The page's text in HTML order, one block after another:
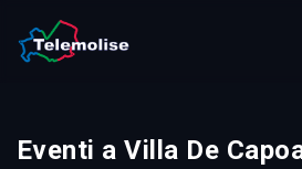
Eventi a Villa De